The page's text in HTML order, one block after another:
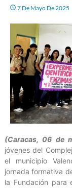
7 De Mayo De 2025
(Caracas, 06 de
jóvenes del
el municipio
jornada formativa
la Fundación para